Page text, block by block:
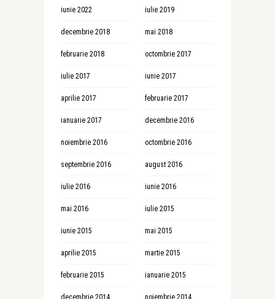
iunie 2022 iulie 2019
decembrie 2018 mai 2018
februarie 2018 octombrie 2017
iulie 2017 iunie 2017
aprilie 2017 februarie 2017
ianuarie 2017 decembrie 2016
noiembrie 2016 octombrie 2016
septembrie 2016 august 2016
iulie 2016 iunie 2016
mai 2016 iulie 2015
iunie 2015 mai 2015
aprilie 2015 martie 2015
februarie 2015 ianuarie 2015
decembrie 2014 noiembrie 2014